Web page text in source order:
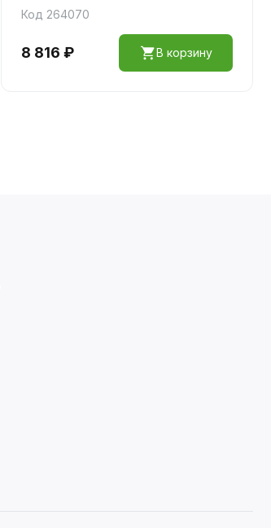
Код 264070
8 816 ₽ В корзину